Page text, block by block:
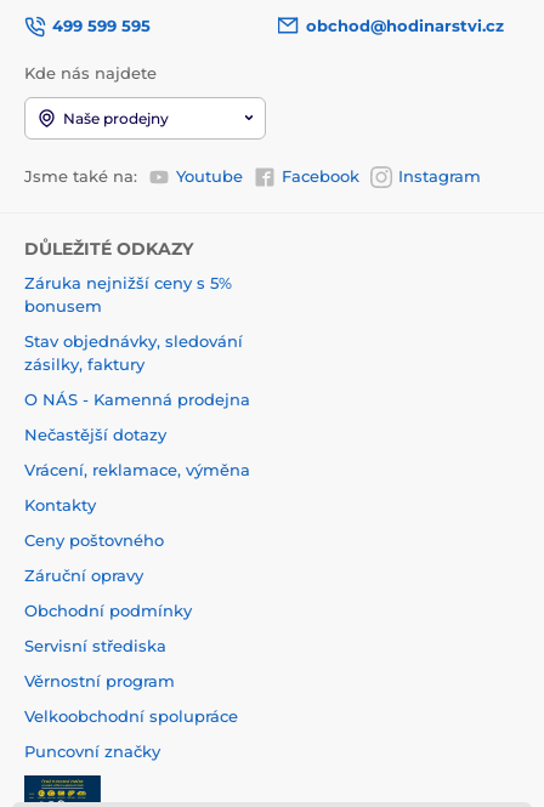
499 599 595
obchod@hodinarstvi.cz
Kde nás najdete
Naše prodejny
Jsme také na: Youtube Facebook Instagram
DŮLEŽITÉ ODKAZY
Záruka nejnižší ceny s 5%
bonusem
Stav objednávky, sledování
zásilky, faktury
O NÁS - Kamenná prodejna
Nečastější dotazy
Vrácení, reklamace, výměna
Kontakty
Ceny poštovného
Záruční opravy
Obchodní podmínky
Servisní střediska
Věrnostní program
Velkoobchodní spolupráce
Puncovní značky